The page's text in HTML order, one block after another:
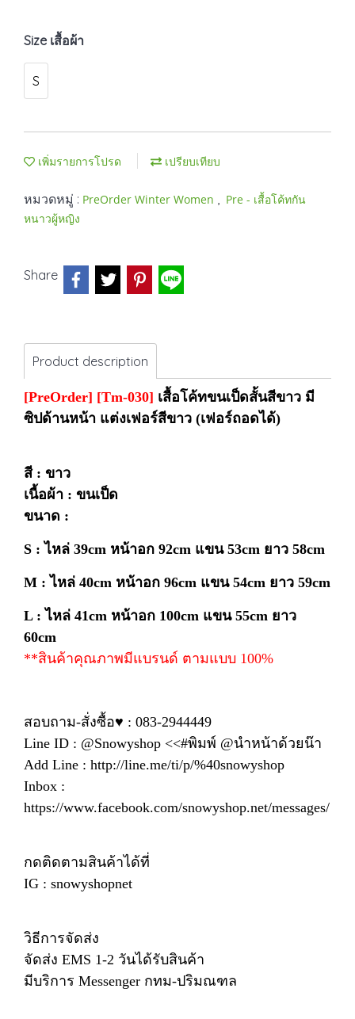
Size เสื้อผ้า
S
เพิ่มรายการโปรด เปรียบเทียบ
หมวดหมู่ : PreOrder Winter Women , Pre - เสื้อโค้ทกัน
หนาวผู้หญิง
Share
Product description
[PreOrder] [Tm-030] เสื้อโค้ทขนเป็ดสั้นสีขาว มี
ซิปด้านหน้า แต่งเฟอร์สีขาว (เฟอร์ถอดได้)
สี : ขาว
เนื้อผ้า : ขนเป็ด
ขนาด :
S : ไหล่ 39cm หน้าอก 92cm แขน 53cm ยาว 58cm
M : ไหล่ 40cm หน้าอก 96cm แขน 54cm ยาว 59cm
L : ไหล่ 41cm หน้าอก 100cm แขน 55cm ยาว
60cm
**สินค้าคุณภาพมีแบรนด์ ตามแบบ 100%
สอบถาม-สั่งซื้อ♥ : 083-2944449
Line ID : @Snowyshop <<#พิมพ์ @นำหน้าด้วยน๊า
Add Line : http://line.me/ti/p/%40snowyshop
Inbox :
https://www.facebook.com/snowyshop.net/messages/
กดติดตามสินค้าได้ที่
IG : snowyshopnet
วิธีการจัดส่ง
จัดส่ง EMS 1-2 วันได้รับสินค้า
มีบริการ Messenger กทม-ปริมณฑล